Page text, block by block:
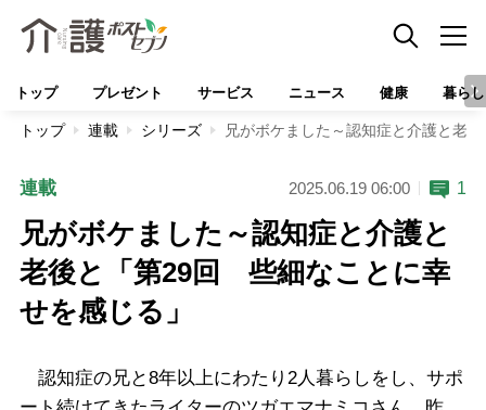
トップ プレゼント サービス ニュース 健康 暮らし
トップ 連載 シリーズ 兄がボケました～認知症と介護と老
連載 2025.06.19 06:00 1
兄がボケました～認知症と介護と
老後と「第29回 些細なことに幸
せを感じる」
認知症の兄と8年以上にわたり2人暮らしをし、サポ